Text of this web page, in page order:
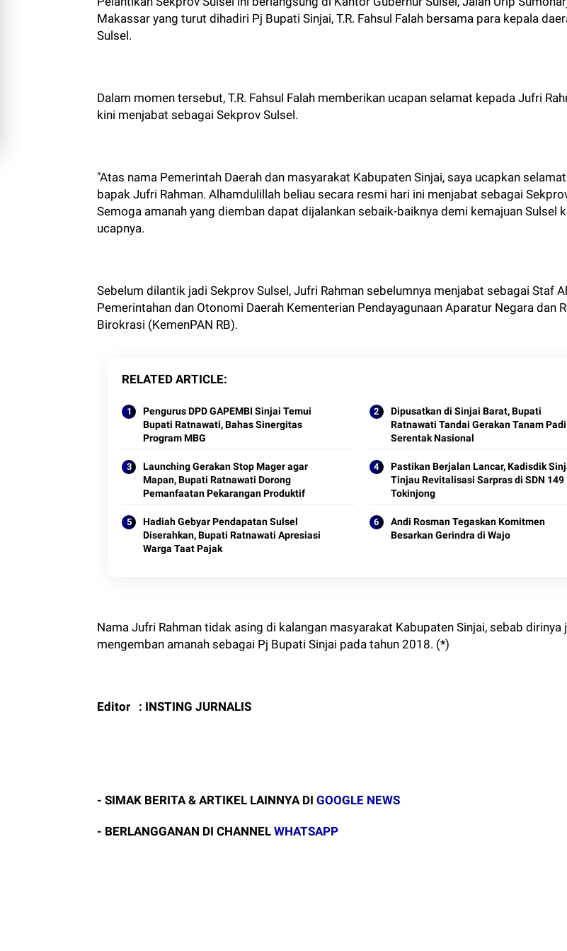
Makassar yang turut dihadiri Pj Bupati Sinjai, T.R. Fahsul Falah bersama para kepala
Sulsel.
Dalam momen tersebut, T.R. Fahsul Falah memberikan ucapan selamat kepada Jufri
kini menjabat sebagai Sekprov Sulsel.
"Atas nama Pemerintah Daerah dan masyarakat Kabupaten Sinjai, saya ucapkan
bapak Jufri Rahman. Alhamdulillah beliau secara resmi hari ini menjabat sebagai
Semoga amanah yang diemban dapat dijalankan sebaik-baiknya demi kemajuan Sulsel
ucapnya.
Sebelum dilantik jadi Sekprov Sulsel, Jufri Rahman sebelumnya menjabat sebagai Staf
Pemerintahan dan Otonomi Daerah Kementerian Pendayagunaan Aparatur Negara dan
Birokrasi (KemenPAN RB).
RELATED ARTICLE
Pengurus DPD GAPEMBI Sinjai Temui
Bupati Ratnawati, Bahas Sinergitas
Program MBG
Dipusatkan di Sinjai Barat, Bupati
Ratnawati Tandai Gerakan Tanam Padi
Serentak Nasional
Launching Gerakan Stop Mager agar
Mapan, Bupati Ratnawati Dorong
Pemanfaatan Pekarangan Produktif
Pastikan Berjalan Lancar, Kadisdik
Tinjau Revitalisasi Sarpras di SDN 149
Tokinjong
Hadiah Gebyar Pendapatan Sulsel
Diserahkan, Bupati Ratnawati Apresiasi
Warga Taat Pajak
Andi Rosman Tegaskan Komitmen
Besarkan Gerindra di Wajo
Nama Jufri Rahman tidak asing di kalangan masyarakat Kabupaten Sinjai, sebab dirinya
mengemban amanah sebagai Pj Bupati Sinjai pada tahun 2018. (*)
Editor : INSTING JURNALIS
- SIMAK BERITA & ARTIKEL LAINNYA DI GOOGLE NEWS
- BERLANGGANAN DI CHANNEL WHATSAPP